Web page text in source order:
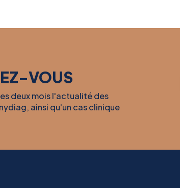
VOUS
deux mois l'actualité des
ainsi qu'un cas clinique